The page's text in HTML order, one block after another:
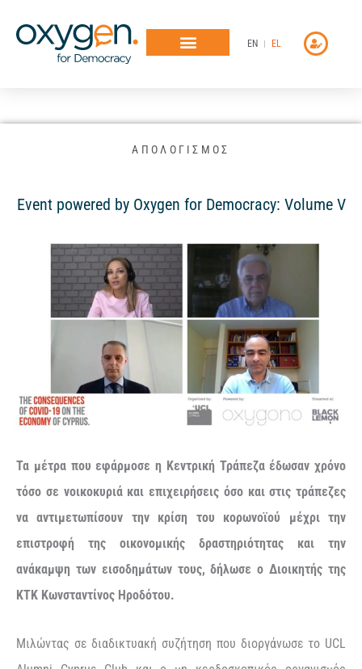
στο
περιεχόμενο
EN EL
ΑΠΟΛΟΓΙΣΜΟΣ
Event powered by Oxygen for Democracy: Volume V
Τα μέτρα που εφάρμοσε η Κεντρική Τράπεζα έδωσαν χρόνο
τόσο σε νοικοκυριά και επιχειρήσεις όσο και στις τράπεζες
να αντιμετωπίσουν την κρίση του κορωνοϊού μέχρι την
επιστροφή της οικονομικής δραστηριότητας και την
ανάκαμψη των εισοδημάτων τους, δήλωσε ο Διοικητής της
ΚΤΚ Κωνσταντίνος Ηροδότου.
Μιλώντας σε διαδικτυακή συζήτηση που διοργάνωσε τo UCL